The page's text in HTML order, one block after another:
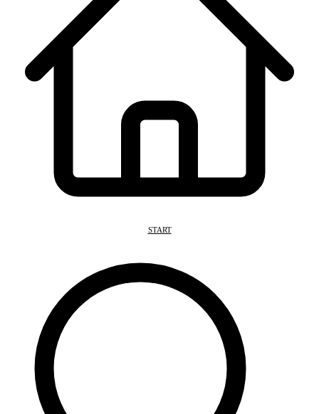
START